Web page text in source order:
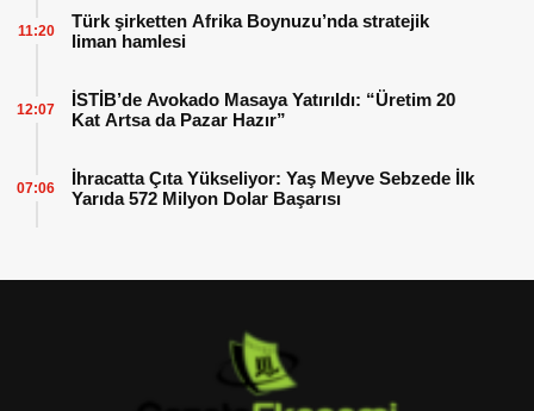
Türk şirketten Afrika Boynuzu’nda stratejik
liman hamlesi
11:20
İSTİB’de Avokado Masaya Yatırıldı: “Üretim 20
Kat Artsa da Pazar Hazır”
12:07
İhracatta Çıta Yükseliyor: Yaş Meyve Sebzede İlk
Yarıda 572 Milyon Dolar Başarısı
07:06